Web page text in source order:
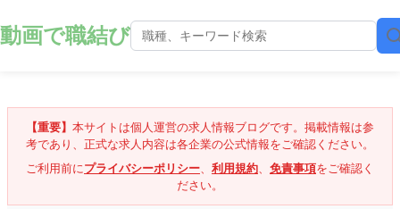
動画で職結び
【重要】 本サイトは個人運営の求人情報ブログです。掲載情報は参
考であり、正式な求人内容は各企業の公式情報をご確認ください。
ご利用前にプライバシーポリシー、 利用規約、 免責事項をご確認く
ださい。